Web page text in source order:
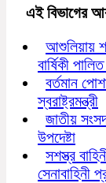
এই বিভাগের
আশুলিয়ায়
বার্ষিকী পালিত
বর্তমান
স্বরাষ্ট্রমন্ত্রী
জাতীয়
উপদেষ্টা
সশস্ত্র
সেনাবাহিনী